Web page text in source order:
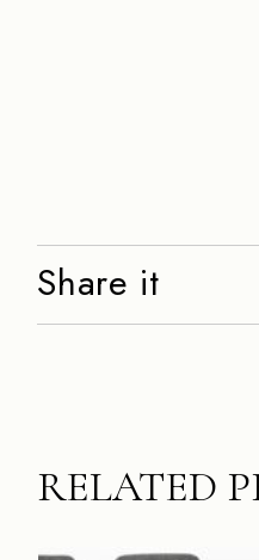
Share it
RELATED